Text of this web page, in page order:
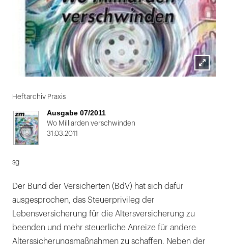
Lightbox
Heftarchiv Praxis
Ausgabe 07/2011
Wo Milliarden verschwinden
31.03.2011
sg
Der Bund der Versicherten (BdV) hat sich dafür
ausgesprochen, das Steuerprivileg der
Lebensversicherung für die Altersversicherung zu
beenden und mehr steuerliche Anreize für andere
Alterssicherungsmaßnahmen zu schaffen. Neben der